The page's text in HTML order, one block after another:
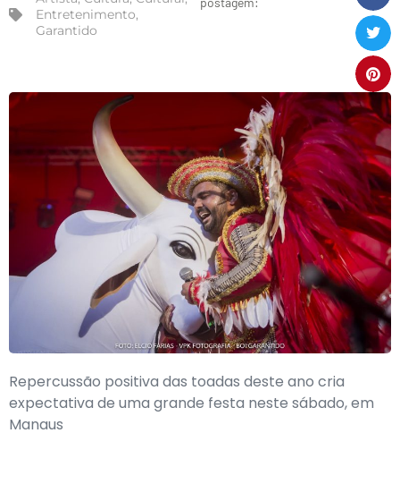
Entretenimento,
Garantido
Repercussão positiva das toadas deste ano cria
expectativa de uma grande festa neste sábado, em
Manaus